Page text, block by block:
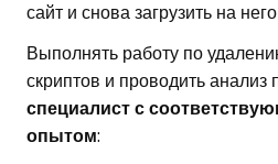
сайт и снова загрузить на
Выполнять работу по
скриптов и проводить
специалист с
опытом: